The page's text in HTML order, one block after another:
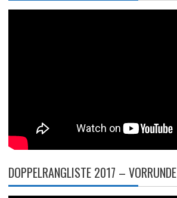
DOPPELRANGLISTE 2017 – VORRUNDE